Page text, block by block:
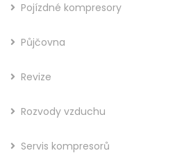
Pojízdné kompresory
Půjčovna
Revize
Rozvody vzduchu
Servis kompresorů